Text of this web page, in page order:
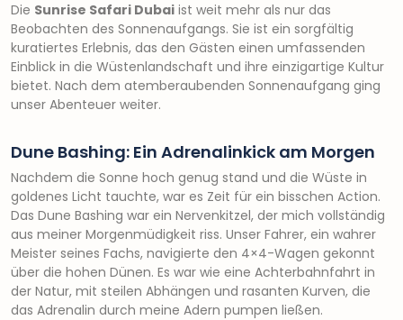
Die Sunrise Safari Dubai ist weit mehr als nur das
Beobachten des Sonnenaufgangs. Sie ist ein sorgfältig
kuratiertes Erlebnis, das den Gästen einen umfassenden
Einblick in die Wüstenlandschaft und ihre einzigartige Kultur
bietet. Nach dem atemberaubenden Sonnenaufgang ging
unser Abenteuer weiter.
Dune Bashing: Ein Adrenalinkick am Morgen
Nachdem die Sonne hoch genug stand und die Wüste in
goldenes Licht tauchte, war es Zeit für ein bisschen Action.
Das Dune Bashing war ein Nervenkitzel, der mich vollständig
aus meiner Morgenmüdigkeit riss. Unser Fahrer, ein wahrer
Meister seines Fachs, navigierte den 4×4-Wagen gekonnt
über die hohen Dünen. Es war wie eine Achterbahnfahrt in
der Natur, mit steilen Abhängen und rasanten Kurven, die
das Adrenalin durch meine Adern pumpen ließen.